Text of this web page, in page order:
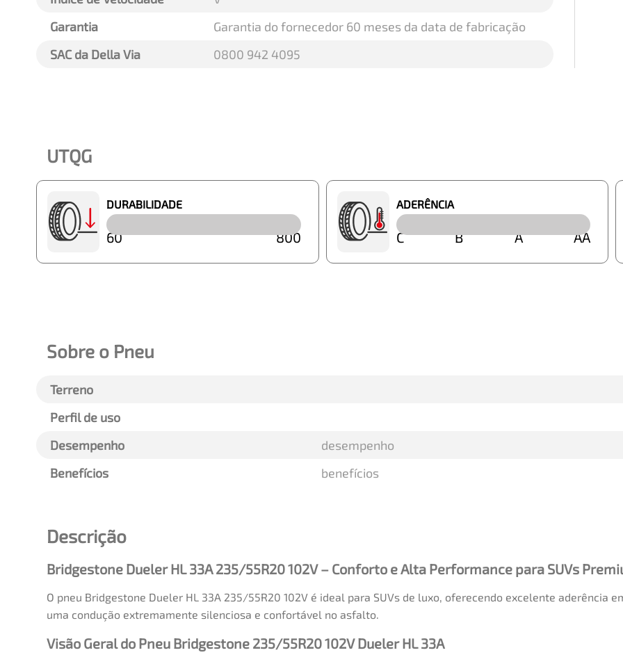
Garantia
Garantia do fornecedor 60 meses da data de fabricação
SAC da Della Via
0800 942 4095
UTQG
DURABILIDADE
60 800
ADERÊNCIA
C B A AA
Sobre o Pneu
Terreno
Perfil de uso
Desempenho
desempenho
Benefícios
benefícios
Descrição
Bridgestone Dueler HL 33A 235/55R20 102V – Conforto e Alta Performance para SUVs
O pneu Bridgestone Dueler HL 33A 235/55R20 102V é ideal para SUVs de luxo, oferecendo excelente aderência
uma condução extremamente silenciosa e confortável no asfalto.
Visão Geral do Pneu Bridgestone 235/55R20 102V Dueler HL 33A